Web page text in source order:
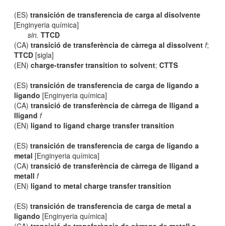
(ES)transición de transferencia de carga al disolvente
[Enginyeria química]
sin. TTCD
(CA)transició de transferència de càrrega al dissolvent f;
TTCD [sigla]
(EN)charge-transfer transition to solvent;CTTS
(ES)transición de transferencia de carga de ligando a
ligando [Enginyeria química]
(CA)transició de transferència de càrrega de lligand a
lligand f
(EN) ligand to ligand charge transfer transition
(ES)transición de transferencia de carga de ligando a
metal [Enginyeria química]
(CA)transició de transferència de càrrega de lligand a
metall f
(EN) ligand to metal charge transfer transition
(ES)transición de transferencia de carga de metal a
ligando [Enginyeria química]